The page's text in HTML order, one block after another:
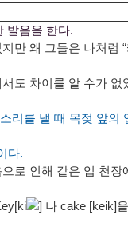
발음을 한다.
만 왜 그들은 나처럼 “
도 차이를 알 수가 없
리를 낼 때 목젖 앞의
다.
로 인해 같은 입 천장
] 나 cake [keik]